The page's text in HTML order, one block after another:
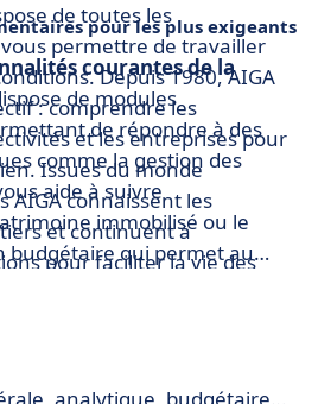
de toutes les
permettre de travailler
Depuis 1980, AIGA
: comprendre les
et les entreprises pour
Issues du monde
AIGA connaissent les
et continuent à
pour faciliter la vie des
pour les plus exigeants
courantes de la
de modules
de répondre à des
comme la gestion des
aide à suivre
immobilisé ou le
budgétaire qui permet au
de détails souhaité.